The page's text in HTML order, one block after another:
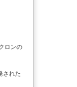
ロンの
された